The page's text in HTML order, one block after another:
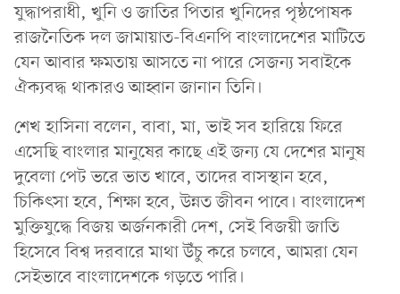
যুদ্ধাপরাধী, খুনি ও জাতির পিতার খুনিদের পৃষ্ঠপোষক
রাজনৈতিক দল জামায়াত-বিএনপি বাংলাদেশের মাটিতে
যেন আবার ক্ষমতায় আসতে না পারে সেজন্য সবাইকে
ঐক্যবদ্ধ থাকারও আহ্বান জানান তিনি।
শেখ হাসিনা বলেন, বাবা, মা, ভাই সব হারিয়ে ফিরে
এসেছি বাংলার মানুষের কাছে এই জন্য যে দেশের মানুষ
দুবেলা পেট ভরে ভাত খাবে, তাদের বাসস্থান হবে,
চিকিৎসা হবে, শিক্ষা হবে, উন্নত জীবন পাবে। বাংলাদেশ
মুক্তিযুদ্ধে বিজয় অর্জনকারী দেশ, সেই বিজয়ী জাতি
হিসেবে বিশ্ব দরবারে মাথা উঁচু করে চলবে, আমরা যেন
সেইভাবে বাংলাদেশকে গড়তে পারি।